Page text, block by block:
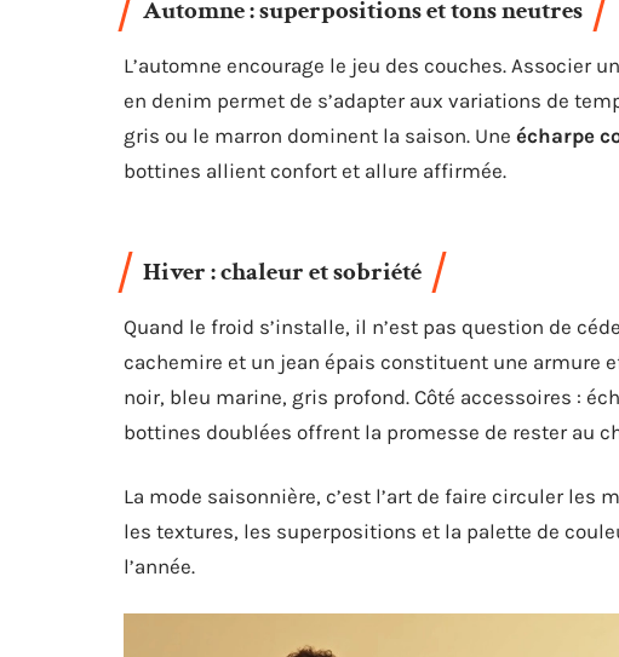
Automne : superpositions et tons neutres
L’automne encourage le jeu des couches. Associer un
en denim permet de s’adapter aux variations de
gris ou le marron dominent la saison. Une écharpe
bottines allient confort et allure affirmée.
Hiver : chaleur et sobriété
Quand le froid s’installe, il n’est pas question de
cachemire et un jean épais constituent une armure
noir, bleu marine, gris profond. Côté accessoires :
bottines doublées offrent la promesse de rester au
La mode saisonnière, c’est l’art de faire circuler les
les textures, les superpositions et la palette de
l’année.